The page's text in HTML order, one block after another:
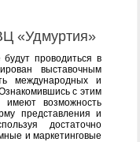
«Удмуртия»
проводиться в
выставочным
международных и
с этим
имеют возможность
представления и
достаточно
и маркетинговые